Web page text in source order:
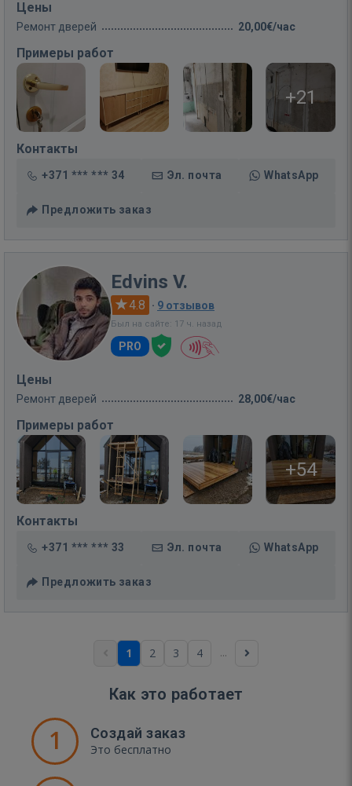
Цены
Ремонт дверей 20,00€/час
Примеры работ
+21
Контакты
+371 *** *** 34 Эл. почта WhatsApp
Предложить заказ
Edvins V.
4.8 · 9 отзывов
Был на сайте: 17 ч. назад
PRO
Цены
Ремонт дверей 28,00€/час
Примеры работ
+54
Контакты
+371 *** *** 33 Эл. почта WhatsApp
Предложить заказ
1 2 3 4 ...
Как это работает
1 Создай заказ
Это бесплатно